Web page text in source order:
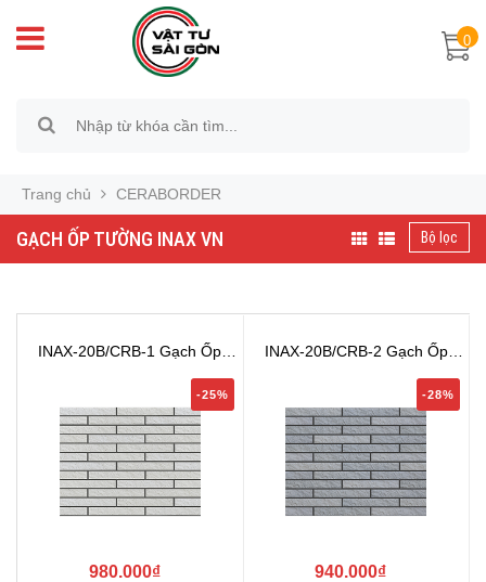
0
Trang chủ CERABORDER
GẠCH ỐP TƯỜNG INAX VN Bộ lọc
INAX-20B/CRB-1 Gạch Ốp
-25%
980.000₫
INAX-20B/CRB-2 Gạch Ốp
-28%
940.000₫